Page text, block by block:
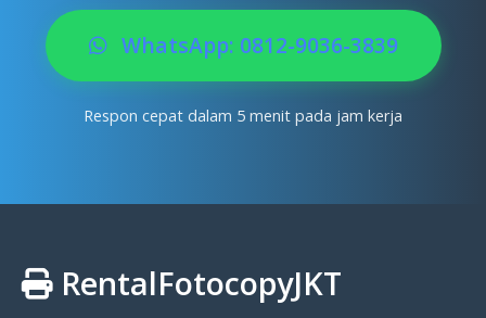
WhatsApp: 0812-9036-3839
Respon cepat dalam 5 menit pada jam kerja
RentalFotocopyJKT